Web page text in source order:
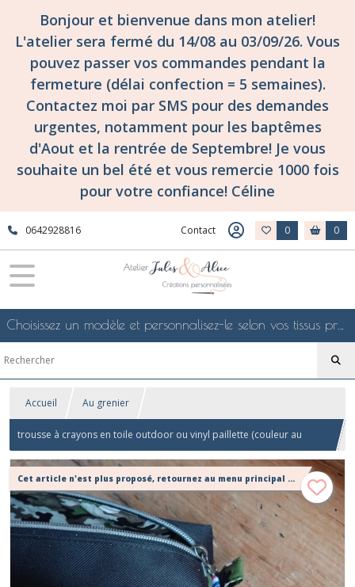
Bonjour et bienvenue dans mon atelier!
L'atelier sera fermé du 14/08 au 03/09/26. Vous
pouvez passer vos commandes pendant la
fermeture (délai confection = 5 semaines).
Contactez moi par SMS pour des demandes
urgentes, notamment pour les baptêmes
d'Aout et la rentrée de Septembre! Je vous
souhaite un bel été et vous remercie 1000 fois
pour votre confiance! Céline
0642928816 Contact 0 0
Choisissez un modèle et personnalisez-le selon vos tissus préférés de mes collections en ligne, je le confectionnerai selon vos souhaits
Accueil Au grenier
trousse à crayons en toile outdoor ou vinyl paillette (couleur au
choix!)
Cet article n'est plus proposé, retournez au menu principal ou contactez moi!